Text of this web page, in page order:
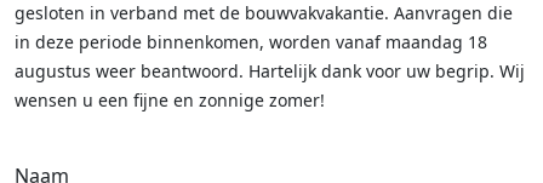
gesloten in verband met de bouwvakvakantie. Aanvragen die
in deze periode binnenkomen, worden vanaf maandag 18
augustus weer beantwoord. Hartelijk dank voor uw begrip. Wij
wensen u een fijne en zonnige zomer!
Naam